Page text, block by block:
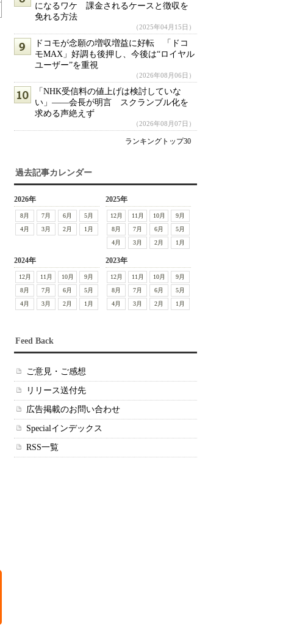
になるワケ 課金されるケースと徴収を
免れる方法
（2025年04月15日）
ドコモが念願の増収増益に好転 「ドコ
モMAX」好調も後押し、今後は“ロイヤル
ユーザー”を重視
（2026年08月06日）
「NHK受信料の値上げは検討していな
い」――会長が明言 スクランブル化を
求める声絶えず
（2026年08月07日）
ランキングトップ30
過去記事カレンダー
2026年
8月 7月 6月
5月
4月
3月 2月 1月
2025年
12月 11月 10月
9月
8月
7月 6月
5月
4月
3月 2月 1月
2024年
12月 11月 10月
9月
8月
7月 6月
5月
4月
3月 2月 1月
2023年
12月 11月 10月
9月
8月
7月 6月
5月
4月
3月 2月 1月
Feed Back
ご意見・ご感想
リリース送付先
広告掲載のお問い合わせ
Specialインデックス
RSS一覧